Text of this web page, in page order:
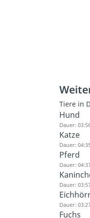
Tiere in
Hund
Dauer:
Katze
Dauer:
Pferd
Dauer:
Dauer:
Dauer:
Fuchs